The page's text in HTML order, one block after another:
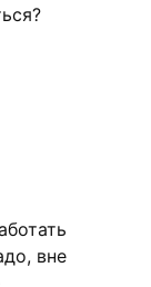
вне